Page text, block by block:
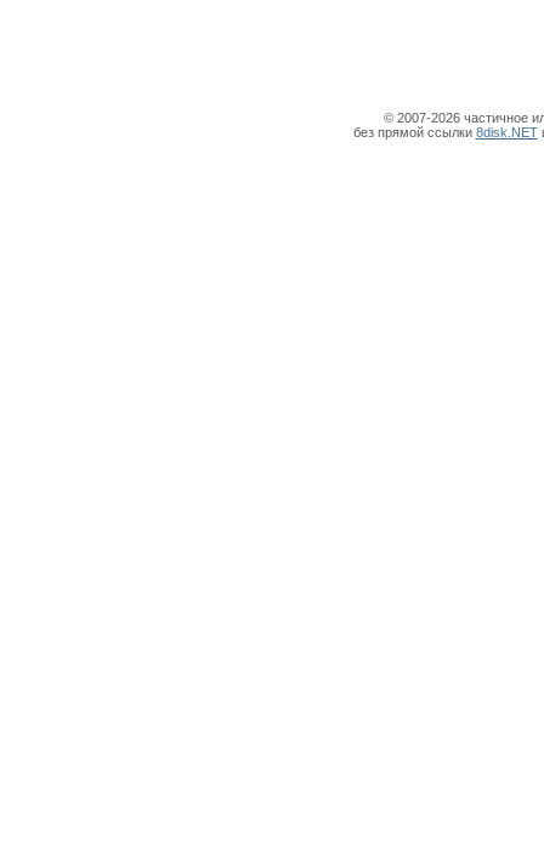
© 2007-2026 частичное
без прямой ссылки 8disk.NET